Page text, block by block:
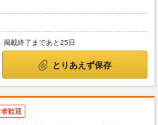
掲載終了まであと25日
とりあえず保存
歓迎